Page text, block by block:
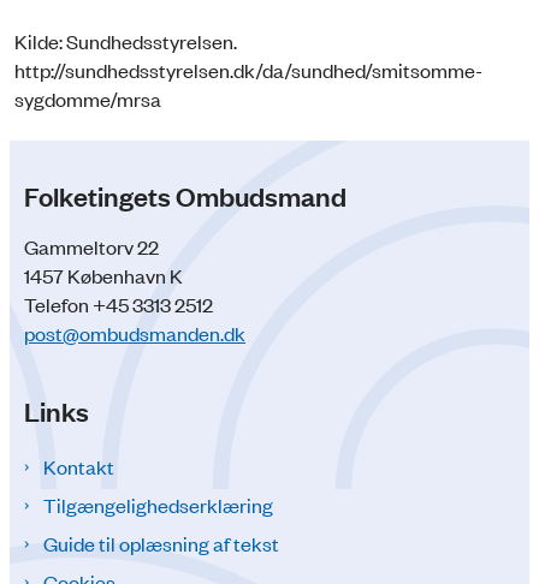
Kilde: Sundhedsstyrelsen.
http://sundhedsstyrelsen.dk/da/sundhed/smitsomme-
sygdomme/mrsa
Folketingets Ombudsmand
Gammeltorv 22
1457 København K
Telefon +45 3313 2512
post@ombudsmanden.dk
Links
Kontakt
Tilgængelighedserklæring
Guide til oplæsning af tekst